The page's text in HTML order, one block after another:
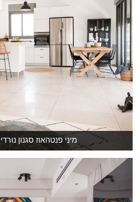
מיני פנטהאוז סגנון